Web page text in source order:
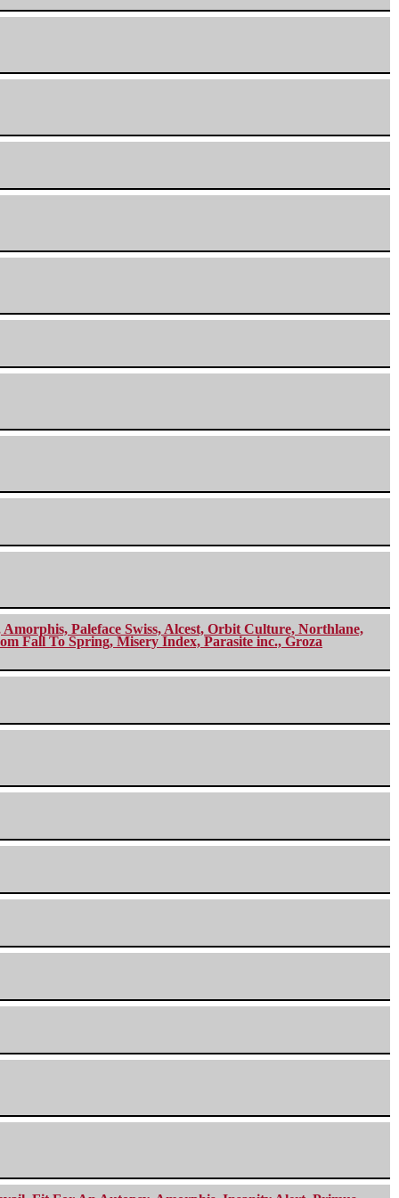
Paleface Swiss, Alcest, Orbit Culture, Northlane,
Fall To Spring, Misery Index, Parasite inc., Groza